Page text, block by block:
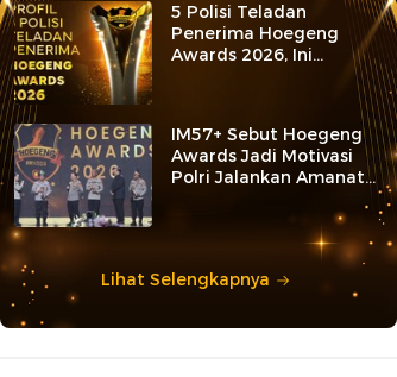
5 Polisi Teladan
Penerima Hoegeng
Awards 2026, Ini
Kategori dan Kiprahnya
IM57+ Sebut Hoegeng
Awards Jadi Motivasi
Polri Jalankan Amanat
Lihat Selengkapnya